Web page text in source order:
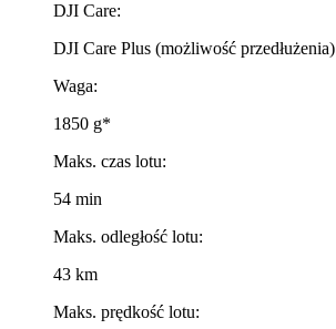
DJI Care:
DJI Care Plus (możliwość przedłużenia)
Waga:
1850 g*
Maks. czas lotu:
54 min
Maks. odległość lotu:
43 km
Maks. prędkość lotu: